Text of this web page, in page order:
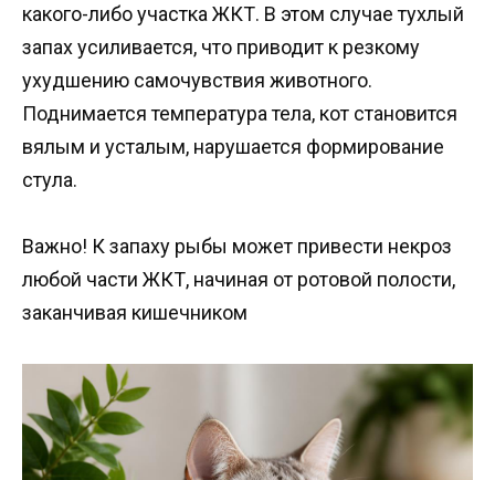
какого-либо участка ЖКТ. В этом случае тухлый
запах усиливается, что приводит к резкому
ухудшению самочувствия животного.
Поднимается температура тела, кот становится
вялым и усталым, нарушается формирование
стула.
Важно! К запаху рыбы может привести некроз
любой части ЖКТ, начиная от ротовой полости,
заканчивая кишечником